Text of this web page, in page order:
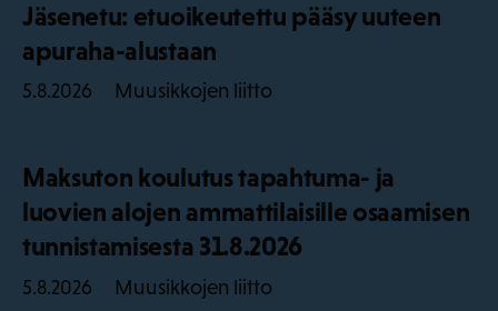
Jäsenetu: etuoikeutettu pääsy uuteen
apuraha-alustaan
5.8.2026 Muusikkojen liitto
Maksuton koulutus tapahtuma- ja
luovien alojen ammattilaisille osaamisen
tunnistamisesta 31.8.2026
5.8.2026 Muusikkojen liitto